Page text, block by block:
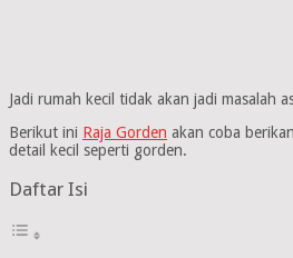
Jadi rumah kecil tidak akan jadi masalah
Berikut ini Raja Gorden akan coba
detail kecil seperti gorden.
Daftar Isi